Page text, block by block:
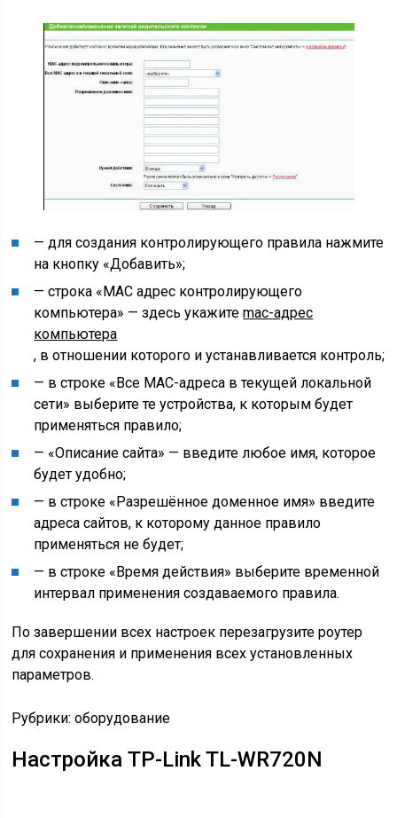
— для создания контролирующего правила нажмите
на кнопку «Добавить»;
— строка «MAC адрес контролирующего
компьютера» — здесь укажитеmac-адрес
компьютера
, в отношении которого и устанавливается контроль;
— в строке «Все MAC-адреса в текущей локальной
сети» выберите те устройства, к которым будет
применяться правило;
— «Описание сайта» — введите любое имя, которое
будет удобно;
— в строке «Разрешённое доменное имя» введите
адреса сайтов, к которому данное правило
применяться не будет;
— в строке «Время действия» выберите временной
интервал применения создаваемого правила.
По завершении всех настроек перезагрузите роутер
для сохранения и применения всех установленных
параметров.
Рубрики: оборудование
Настройка TP-Link TL-WR720N